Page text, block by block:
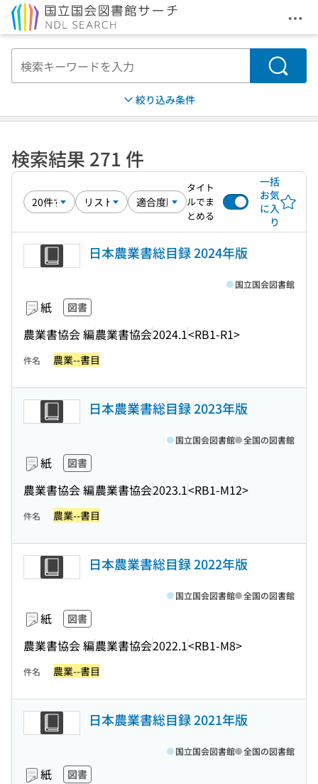
メ
検索
絞り込み条件
検索結果 271 件
タイト
ルでま
とめる
一括
お気
に入
り
日本農業書総目録 2024年版
紙 図書
農業書協会 編農業書協会2024.1<RB1-R1>
国立国会図書館
件名 農業--書目
日本農業書総目録 2023年版
紙 図書
農業書協会 編農業書協会2023.1<RB1-M12>
国立国会図書館 全国の図書館
件名 農業--書目
日本農業書総目録 2022年版
紙 図書
農業書協会 編農業書協会2022.1<RB1-M8>
国立国会図書館 全国の図書館
件名 農業--書目
日本農業書総目録 2021年版
紙 図書
国立国会図書館 全国の図書館